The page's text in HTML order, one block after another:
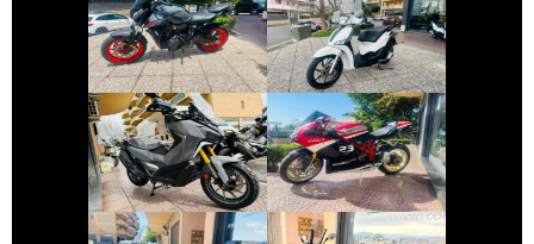
YAMAHA MT-07 PIAGGIO LIBERTY
SYM ADX-400
€ 6.990 €
DUCATI 1098
€ 10.490 €
€ 4.250 € € 2.490 €